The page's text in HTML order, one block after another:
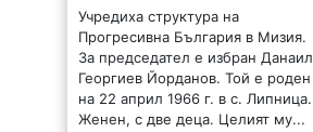
За председател е избран Данаил
Георгиев Йорданов. Той е роден
на 22 април 1966 г. в с. Липница.
Женен, с две деца. Целият му...